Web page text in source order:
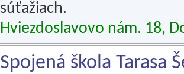
súťažiach.
Hviezdoslavovo nám. 18,
Spojená škola Tarasa